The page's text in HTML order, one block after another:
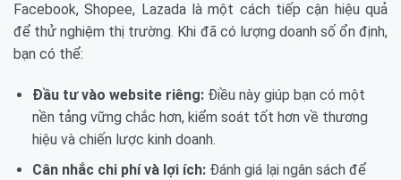
Facebook, Shopee, Lazada là một cách tiếp cận hiệu quả
để thử nghiệm thị trường. Khi đã có lượng doanh số ổn định,
bạn có thể:
Đầu tư vào website riêng:Điều này giúp bạn có một
nền tảng vững chắc hơn, kiểm soát tốt hơn về thương
hiệu và chiến lược kinh doanh.
Cân nhắc chi phí và lợi ích:Đánh giá lại ngân sách để